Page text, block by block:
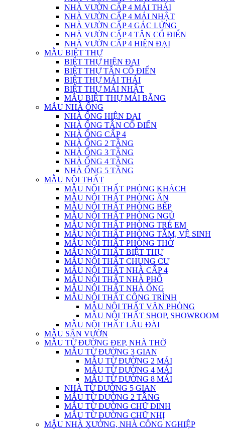
NHÀ VƯỜN CẤP 4 MÁI THÁI
NHÀ VƯỜN CẤP 4 MÁI NHẬT
NHÀ VƯỜN CẤP 4 GÁC LỬNG
NHÀ VƯỜN CẤP 4 TÂN CỔ ĐIỂN
NHÀ VƯỜN CẤP 4 HIỆN ĐẠI
MẪU BIỆT THỰ
BIỆT THỰ HIỆN ĐẠI
BIỆT THỰ TÂN CỔ ĐIỂN
BIỆT THỰ MÁI THÁI
BIỆT THỰ MÁI NHẬT
MẪU BIỆT THỰ MÁI BẰNG
MẪU NHÀ ỐNG
NHÀ ỐNG HIỆN ĐẠI
NHÀ ỐNG TÂN CỔ ĐIỂN
NHÀ ỐNG CẤP 4
NHÀ ỐNG 2 TẦNG
NHÀ ỐNG 3 TẦNG
NHÀ ỐNG 4 TẦNG
NHÀ ỐNG 5 TẦNG
MẪU NỘI THẤT
MẪU NỘI THẤT PHÒNG KHÁCH
MẪU NỘI THẤT PHÒNG ĂN
MẪU NỘI THẤT PHÒNG BẾP
MẪU NỘI THẤT PHÒNG NGỦ
MẪU NỘI THẤT PHÒNG TRẺ EM
MẪU NỘI THẤT PHÒNG TẮM, VỆ SINH
MẪU NỘI THẤT PHÒNG THỜ
MẪU NỘI THẤT BIỆT THỰ
MẪU NỘI THẤT CHUNG CƯ
MẪU NỘI THẤT NHÀ CẤP 4
MẪU NỘI THẤT NHÀ PHỐ
MẪU NỘI THẤT NHÀ ỐNG
MẪU NỘI THẤT CÔNG TRÌNH
MẪU NỘI THẤT VĂN PHÒNG
MẪU NỘI THẤT SHOP, SHOWROOM
MẪU NỘI THẤT LÂU ĐÀI
MẪU SÂN VƯỜN
MẪU TỪ ĐƯỜNG ĐẸP, NHÀ THỜ
MẪU TỪ ĐƯỜNG 3 GIAN
MẪU TỪ ĐƯỜNG 2 MÁI
MẪU TỪ ĐƯỜNG 4 MÁI
MẪU TỪ ĐƯỜNG 8 MÁI
NHÀ TỪ ĐƯỜNG 5 GIAN
MẪU TỪ ĐƯỜNG 2 TẦNG
MẪU TỪ ĐƯỜNG CHỮ ĐINH
MẪU TỪ ĐƯỜNG CHỮ NHỊ
MẪU NHÀ XƯỞNG, NHÀ CÔNG NGHIỆP